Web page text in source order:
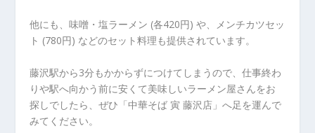
他にも、味噌・塩ラーメン (各420円) や、メンチカツセッ
ト (780円) などのセット料理も提供されています。
藤沢駅から3分もかからずにつけてしまうので、仕事終わ
りや駅へ向かう前に安くて美味しいラーメン屋さんをお
探しでしたら、ぜひ「中華そば 寅 藤沢店」へ足を運んで
みてください。